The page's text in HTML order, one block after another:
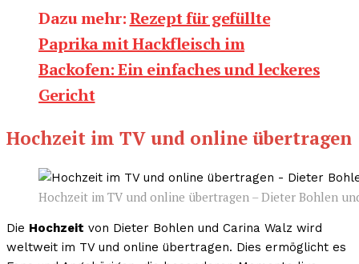
Dazu mehr:Rezept für gefüllte
Paprika mit Hackfleisch im
Backofen: Ein einfaches und leckeres
Gericht
Hochzeit im TV und online übertragen
Hochzeit im TV und online übertragen – Dieter Bohlen
Die Hochzeit von Dieter Bohlen und Carina Walz wird
weltweit im TV und online übertragen. Dies ermöglicht es